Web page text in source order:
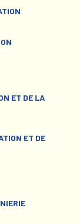
ET DE LA
ET DE